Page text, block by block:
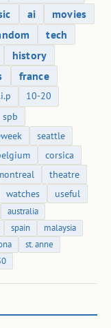
ai
movies
tech
history
france
10-20
spb
seattle
corsica
theatre
watches useful
australia
spain
malaysia
st. anne